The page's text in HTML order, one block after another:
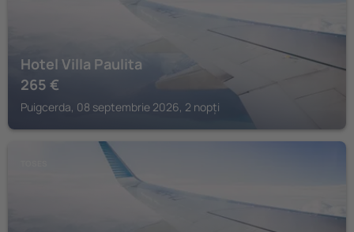
Hotel Villa Paulita
265 €
Puigcerda, 08 septembrie 2026, 2 nopți